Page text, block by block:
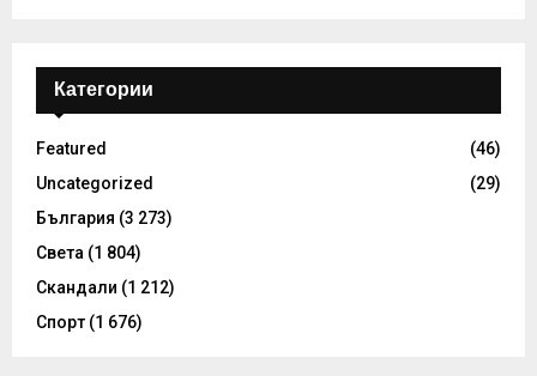
Категории
Featured
(46)
Uncategorized
(29)
България (3 273)
Света (1 804)
Скандали (1 212)
Спорт (1 676)